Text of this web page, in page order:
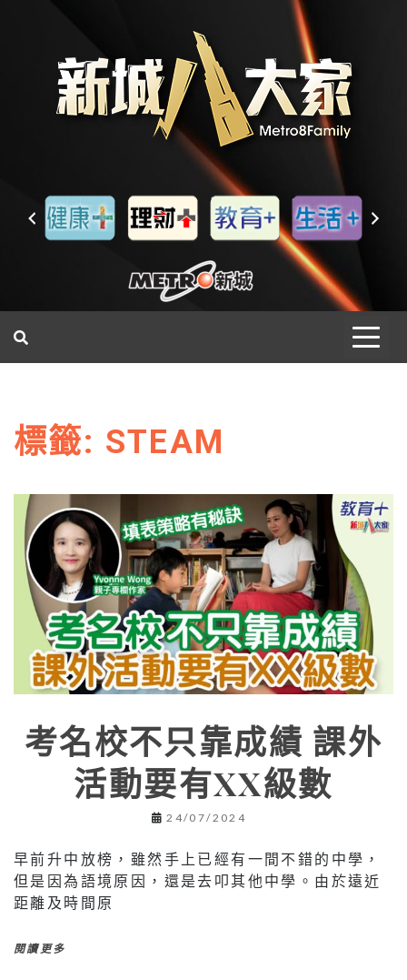
標籤: STEAM
考名校不只靠成績 課外
活動要有XX級數
24/07/2024
早前升中放榜，雖然手上已經有一間不錯的中學，
但是因為語境原因，還是去叩其他中學。由於遠近
距離及時間原
閱讀更多